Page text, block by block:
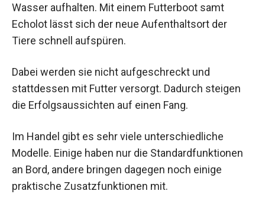
Wasser aufhalten. Mit einem Futterboot samt
Echolot lässt sich der neue Aufenthaltsort der
Tiere schnell aufspüren.
Dabei werden sie nicht aufgeschreckt und
stattdessen mit Futter versorgt. Dadurch steigen
die Erfolgsaussichten auf einen Fang.
Im Handel gibt es sehr viele unterschiedliche
Modelle. Einige haben nur die Standardfunktionen
an Bord, andere bringen dagegen noch einige
praktische Zusatzfunktionen mit.